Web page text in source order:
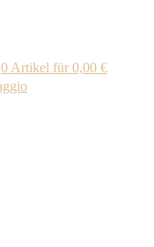
0 Artikel für 0,00 €